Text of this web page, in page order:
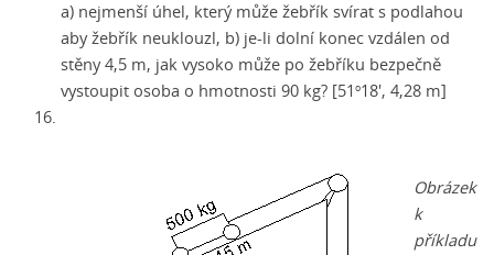
a) nejmenší úhel, který může žebřík svírat s podlahou
aby žebřík neuklouzl, b) je-li dolní konec vzdálen od
stěny 4,5 m, jak vysoko může po žebříku bezpečně
vystoupit osoba o hmotnosti 90 kg? [51 o18', 4,28 m]
Obrázek
k
příkladu